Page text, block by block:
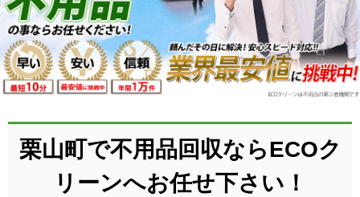
栗山町で不用品回収ならECOク
リーンへお任せ下さい！